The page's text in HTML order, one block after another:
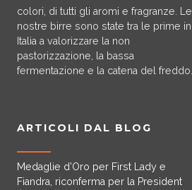
colori, di tutti gli aromi e fragranze. Le
nostre birre sono state tra le prime in
Italia a valorizzare la non
pastorizzazione, la bassa
fermentazione e la catena del freddo.
ARTICOLI DAL BLOG
Medaglie d’Oro per First Lady e
Fiandra, riconferma per la President